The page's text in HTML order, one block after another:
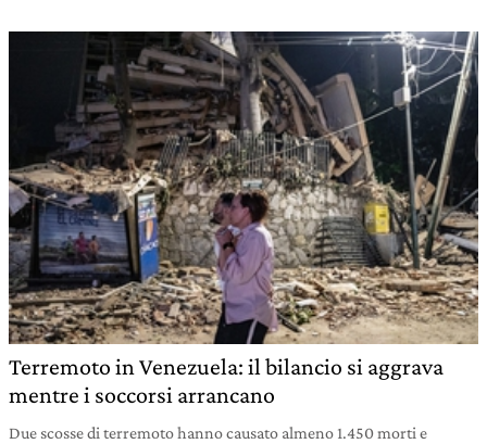
Terremoto in Venezuela: il bilancio si aggrava
mentre i soccorsi arrancano
Due scosse di terremoto hanno causato almeno 1.450 morti e